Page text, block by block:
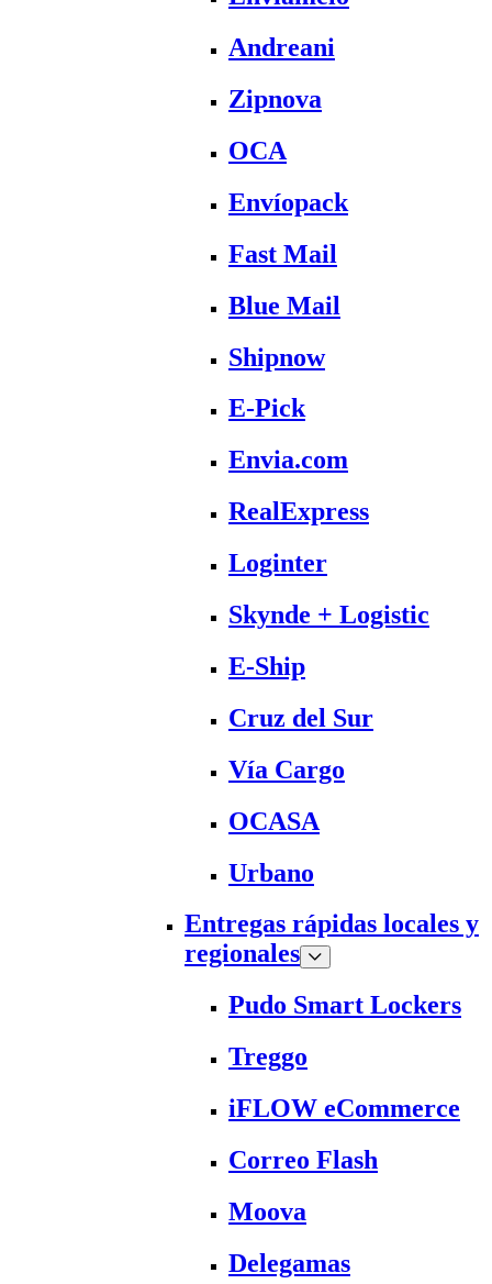
Andreani
Zipnova
OCA
Envíopack
Fast Mail
Blue Mail
Shipnow
E-Pick
Envia.com
RealExpress
Loginter
Skynde + Logistic
E-Ship
Cruz del Sur
Vía Cargo
OCASA
Urbano
Entregas rápidas locales y
regionales
Pudo Smart Lockers
Treggo
iFLOW eCommerce
Correo Flash
Moova
Delegamas